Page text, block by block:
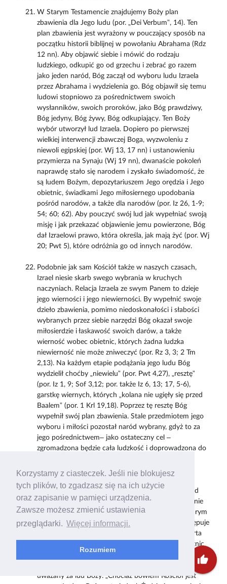
Korzystamy z ciasteczek. Jeśli nie blokujesz
tych plików, to zgadzasz się na ich użycie
oraz zapisanie w pamięci urządzenia.
Zawsze możesz zmienić ustawienia
przeglądarki. Więcej informacji.
Rozumiem
W Starym Testamencie znajdujemy Boży plan
zbawienia dla Jego ludu (por. „Dei Verbum”, 14). Ten
plan zbawienia jest wyrażony w pouczający sposób na
początku historii biblijnej w powołaniu Abrahama (Rdz
12 nn). Aby objawić siebie i mówić do rodzaju
ludzkiego, odkupić go od grzechu i zebrać go razem
jako jeden naród, Bóg zaczął od wyboru ludu Izraela
przez Abrahama i wydzielenia go. Bóg objawił się temu
ludowi stopniowo za pośrednictwem swoich
wysłanników, swoich proroków, jako Bóg prawdziwy,
Bóg jedyny, Bóg żywy, Bóg odkupiający. Ten Boży
wybór utworzył lud Izraela. Dopiero po pierwszej
wielkiej interwencji zbawczej Boga, wyzwoleniu z
niewoli egipskiej (por. Wj 13, 17 nn) i ustanowieniu
przymierza na Synaju (Wj 19 nn), dwanaście pokoleń
naprawdę stało się narodem i zyskało świadomość, że
są ludem Bożym, depozytariuszem Jego orędzia i Jego
obietnic, świadkami Jego miłosiernego upodobania
pośród narodów, a także dla narodów (por. Iz 26, 1-9;
54; 60; 62). Aby pouczyć swój lud jak wypełniać swoją
misję i jak przekazać objawienie jemu powierzone, Bóg
dał Izraelowi prawo, która określa, jak mają żyć (por. Wj
20; Pwt 5), które odróżnia go od innych narodów.
Podobnie jak sam Kościół także w naszych czasach,
Izrael niesie skarb swego wybrania w kruchych
naczyniach. Relacja Izraela ze swym Panem to dzieje
jego wierności i jego niewierności. By wypełnić swoje
dzieło zbawienia, pomimo niedoskonałości i słabości
wybranych przez siebie narzędzi Bóg okazał swoje
miłosierdzie i łaskawość swoich darów, a także
wierność wobec obietnic, których żadna ludzka
niewierność nie może zniweczyć (por. Rz 3, 3; 2 Tm
2,13). Na każdym etapie podążania jego ludu Bóg
wydzielił choćby „niewielu” (por. Pwt 4,27), „resztę”
(por. Iz 1, 9; Sof 3,12; por. także Iz 6, 13; 17, 5-6),
garstkę wiernych, których „kolana nie ugięły się przed
Baalem” (por. 1 Krl 19,18). Poprzez tę resztę Bóg
wypełnił swój plan zbawienia. Stale przedmiotem jego
wyboru i miłości pozostał naród wybrany, gdyż to za
jego pośrednictwem– jako ostateczny cel –
zgromadzona będzie cała ludzkość i doprowadzona do
Kościół jest nazywany nowym ludem Bożym (por.
„Nostra aetate”, art. 4), ale nie w tym sensie, aby lud
Boży Izraela przestał istnieć. Kościół „został cudownie
przygotowany w historii narodu izraelskiego i w starym
przymierzu” („Lumen gentium”, 2). Kościół nie zastępuje
ludu Bożego Izraela, ponieważ jako wspólnota oparta
na Chrystusie stanowi on w Nim wypełnienie obietnic
danych Izraelowi. To nie znaczy, że Izrael nie
uważany za lud Boży. „Chociaż bowiem Kościół jest
thumb_up